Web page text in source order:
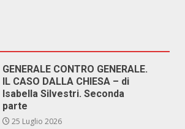
GENERALE CONTRO GENERALE.
IL CASO DALLA CHIESA – di
Isabella Silvestri. Seconda
parte
25 Luglio 2026